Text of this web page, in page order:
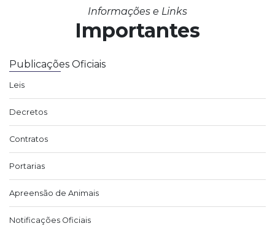
Informações e Links
Importantes
Publicações Oficiais
Leis
Decretos
Contratos
Portarias
Apreensão de Animais
Notificações Oficiais